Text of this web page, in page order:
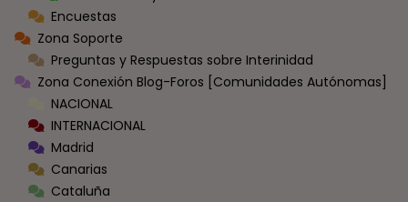
Encuestas
Zona Soporte
Preguntas y Respuestas sobre Interinidad
Zona Conexión Blog-Foros [Comunidades Autónomas]
NACIONAL
INTERNACIONAL
Madrid
Canarias
Cataluña